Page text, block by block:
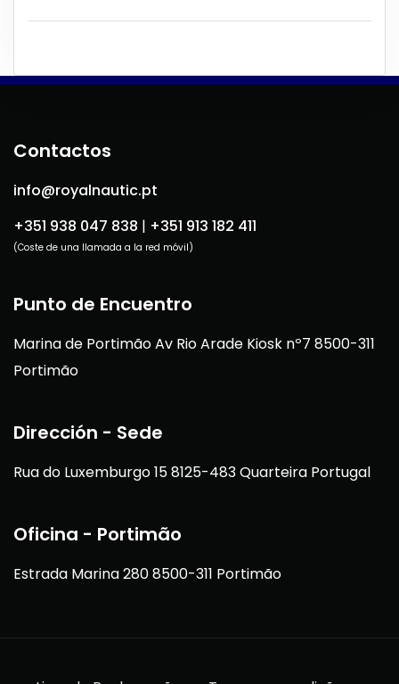
Contactos
info@royalnautic.pt
+351 938 047 838 | +351 913 182 411
(Coste de una llamada a la red móvil)
Punto de Encuentro
Marina de Portimão Av Rio Arade Kiosk nº7 8500-311
Portimão
Dirección - Sede
Rua do Luxemburgo 15 8125-483 Quarteira Portugal
Oficina - Portimão
Estrada Marina 280 8500-311 Portimão